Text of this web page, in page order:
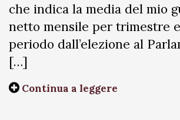
che indica la media del mio
netto mensile per trimestre
periodo dall’elezione al
[…]
Continua a leggere